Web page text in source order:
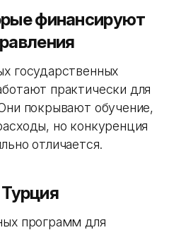
финансируют
государственных
практически для
покрывают обучение,
но конкуренция
отличается.
программ для